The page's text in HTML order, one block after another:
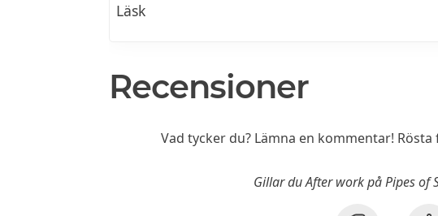
Läsk
Recensioner
Vad tycker du? Lämna en kommentar!
Gillar du After work på Pipes of